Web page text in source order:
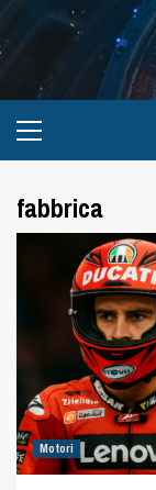
fabbrica
Motori